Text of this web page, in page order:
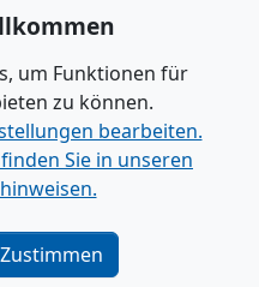
|Barrierefreiheit
Quelle merken
um Funktionen für
zu können.
bearbeiten.
Sie in unseren
Zustimmen